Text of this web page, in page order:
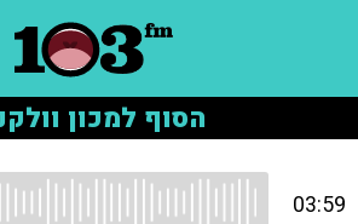
הסוף למכון
03:59